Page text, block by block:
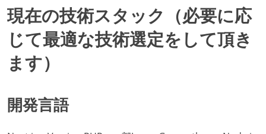
現在の技術スタック（必要に応
じて最適な技術選定をして頂き
ます）
開発言語